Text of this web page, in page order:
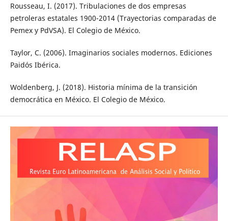
Rousseau, I. (2017). Tribulaciones de dos empresas
petroleras estatales 1900-2014 (Trayectorias comparadas de
Pemex y PdVSA). El Colegio de México.
Taylor, C. (2006). Imaginarios sociales modernos. Ediciones
Paidós Ibérica.
Woldenberg, J. (2018). Historia mínima de la transición
democrática en México. El Colegio de México.